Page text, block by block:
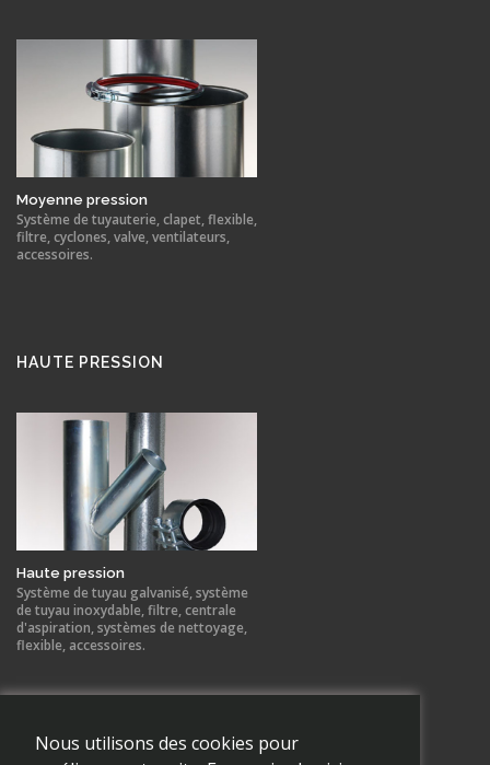
Nous utilisons des cookies pour
Moyenne pression
Système de tuyauterie, clapet, flexible,
filtre, cyclones, valve, ventilateurs,
accessoires.
HAUTE PRESSION
Haute pression
Système de tuyau galvanisé, système
de tuyau inoxydable, filtre, centrale
d'aspiration, systèmes de nettoyage,
flexible, accessoires.
NEWS